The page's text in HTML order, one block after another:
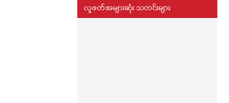
လူဖတ်အများဆုံး သတင်းများ